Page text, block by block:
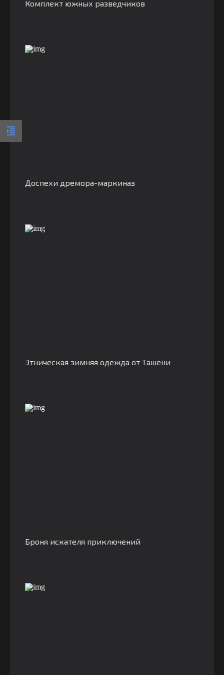
Комплект южных разведчиков
Доспехи дремора-маркиназ
Этническая зимняя одежда от Ташени
Броня искателя приключений